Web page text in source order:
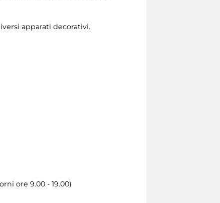
apparati decorativi.
ore 9.00 - 19.00)